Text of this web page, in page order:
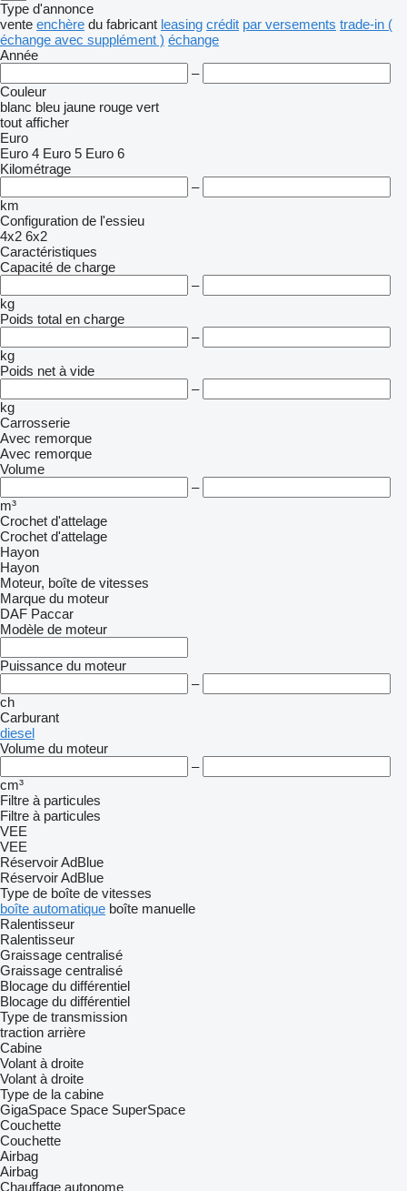
Type d'annonce
vente enchère du fabricant leasing crédit par versements trade-in (
échange avec supplément ) échange
Année
–
Couleur
blanc bleu jaune rouge vert
tout afficher
Euro
Euro 4 Euro 5 Euro 6
Kilométrage
–
km
Configuration de l'essieu
4x2 6x2
Caractéristiques
Capacité de charge
–
kg
Poids total en charge
–
kg
Poids net à vide
–
kg
Carrosserie
Avec remorque
Avec remorque
Volume
–
m³
Crochet d'attelage
Crochet d'attelage
Hayon
Hayon
Moteur, boîte de vitesses
Marque du moteur
DAF Paccar
Modèle de moteur
Puissance du moteur
–
ch
Carburant
diesel
Volume du moteur
–
cm³
Filtre à particules
Filtre à particules
VEE
VEE
Réservoir AdBlue
Réservoir AdBlue
Type de boîte de vitesses
boîte automatique boîte manuelle
Ralentisseur
Ralentisseur
Graissage centralisé
Graissage centralisé
Blocage du différentiel
Blocage du différentiel
Type de transmission
traction arrière
Cabine
Volant à droite
Volant à droite
Type de la cabine
GigaSpace Space SuperSpace
Couchette
Couchette
Airbag
Airbag
Chauffage autonome